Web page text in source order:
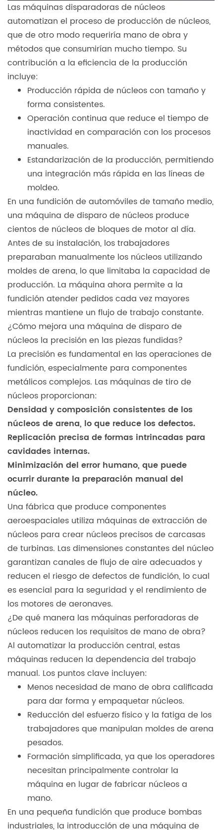
Las máquinas disparadoras de núcleos
automatizan el proceso de producción de núcleos,
que de otro modo requeriría mano de obra y
métodos que consumirían mucho tiempo. Su
contribución a la eficiencia de la producción
incluye:
Producción rápida de núcleos con tamaño y
forma consistentes.
Operación continua que reduce el tiempo de
inactividad en comparación con los procesos
manuales.
Estandarización de la producción, permitiendo
una integración más rápida en las líneas de
moldeo.
En una fundición de automóviles de tamaño medio,
una máquina de disparo de núcleos produce
cientos de núcleos de bloques de motor al día.
Antes de su instalación, los trabajadores
preparaban manualmente los núcleos utilizando
moldes de arena, lo que limitaba la capacidad de
producción. La máquina ahora permite a la
fundición atender pedidos cada vez mayores
mientras mantiene un flujo de trabajo constante.
¿Cómo mejora una máquina de disparo de
núcleos la precisión en las piezas fundidas?
La precisión es fundamental en las operaciones de
fundición, especialmente para componentes
metálicos complejos. Las máquinas de tiro de
núcleos proporcionan:
Densidad y composición consistentes de los
núcleos de arena, lo que reduce los defectos.
Replicación precisa de formas intrincadas para
cavidades internas.
Minimización del error humano, que puede
ocurrir durante la preparación manual del
núcleo.
Una fábrica que produce componentes
aeroespaciales utiliza máquinas de extracción de
núcleos para crear núcleos precisos de carcasas
de turbinas. Las dimensiones constantes del núcleo
garantizan canales de flujo de aire adecuados y
reducen el riesgo de defectos de fundición, lo cual
es esencial para la seguridad y el rendimiento de
los motores de aeronaves.
¿De qué manera las máquinas perforadoras de
núcleos reducen los requisitos de mano de obra?
Al automatizar la producción central, estas
máquinas reducen la dependencia del trabajo
manual. Los puntos clave incluyen:
Menos necesidad de mano de obra calificada
para dar forma y empaquetar núcleos.
Reducción del esfuerzo físico y la fatiga de los
trabajadores que manipulan moldes de arena
pesados.
Formación simplificada, ya que los operadores
necesitan principalmente controlar la
máquina en lugar de fabricar núcleos a
mano.
En una pequeña fundición que produce bombas
industriales, la introducción de una máquina de